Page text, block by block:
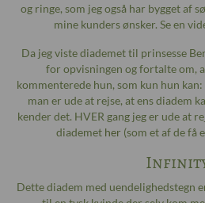
og ringe, som jeg også har bygget af
mine kunders ønsker. Se en
Da jeg viste diademet til prinsesse
for opvisningen og fortalte om,
kommenterede hun, som kun hun
man er ude at rejse, at ens diadem
kender det. HVER gang jeg er ude at
diademet her (som et af de få
Dette diadem med uendelighedstegn